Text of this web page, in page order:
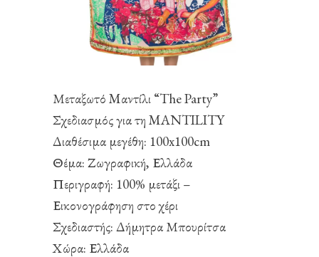
Μεταξωτό Mαντίλι “The Party”
Σχεδιασμός για τη MANTILITY
Διαθέσιμα μεγέθη: 100x100cm
Θέμα: Ζωγραφική, Ελλάδα
Περιγραφή: 100% μετάξι –
Εικονογράφηση στο χέρι
Σχεδιαστής: Δήμητρα Μπουρίτσα
Χώρα: Ελλάδα